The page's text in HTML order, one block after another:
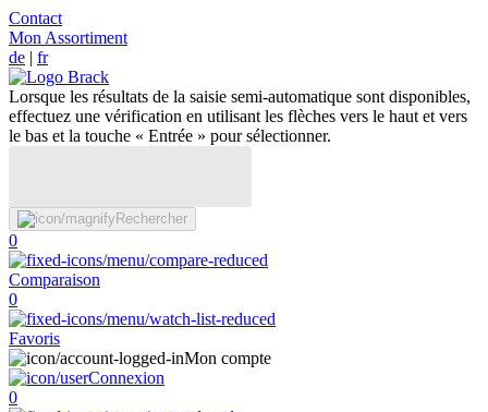
Contact
Mon Assortiment
de | fr
Lorsque les résultats de la saisie semi-automatique sont disponibles,
effectuez une vérification en utilisant les flèches vers le haut et vers
le bas et la touche « Entrée » pour sélectionner.
Rechercher
0
Comparaison
0
Favoris
Mon compte
Connexion
0